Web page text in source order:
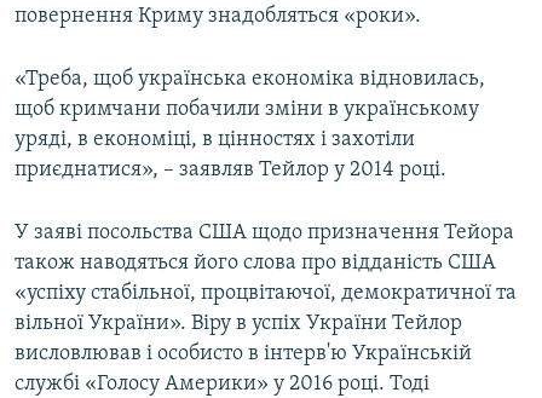
повернення Криму знадобляться «роки».
«Треба, щоб українська економіка відновилась,
щоб кримчани побачили зміни в українському
уряді, в економіці, в цінностях і захотіли
приєднатися», – заявляв Тейлор у 2014 році.
У заяві посольства США щодо призначення Тейора
також наводяться його слова про відданість США
«успіху стабільної, процвітаючої, демократичної та
вільної України». Віру в успіх України Тейлор
висловлював і особисто в інтерв'ю Українській
службі «Голосу Америки» у 2016 році. Тоді